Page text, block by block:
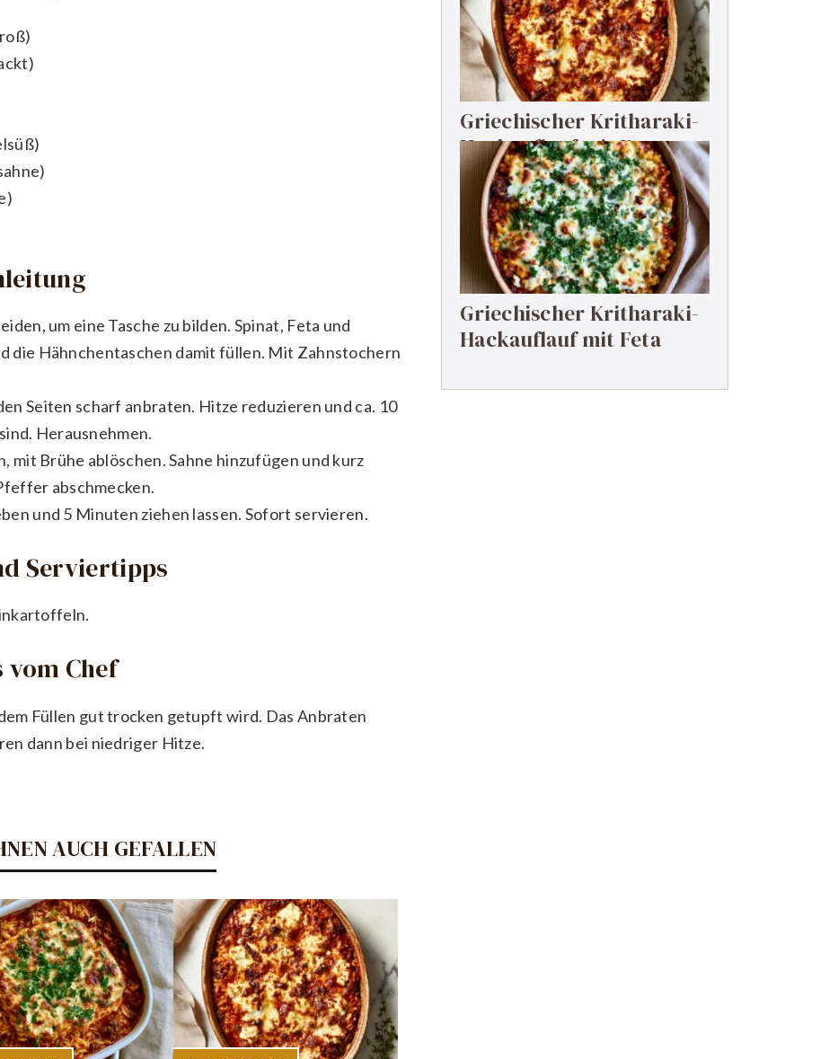
um eine Tasche zu bilden. Spinat, Feta und
die Hähnchentaschen damit füllen. Mit Zahnstochern
Seiten scharf anbraten. Hitze reduzieren und ca. 10
Herausnehmen.
mit Brühe ablöschen. Sahne hinzufügen und kurz
abschmecken.
und 5 Minuten ziehen lassen. Sofort servieren.
Serviertipps
Chef
Füllen gut trocken getupft wird. Das Anbraten
dann bei niedriger Hitze.
AUCH GEFALLEN
Griechischer Kritharaki-
Hackauflauf mit Feta
Griechischer Kritharaki-
Hackauflauf mit Feta